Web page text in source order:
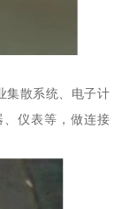
集散系统、电子计
仪表等，做连接